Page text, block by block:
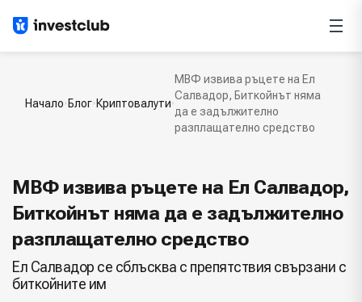
Начало Блог Криптовалути
МВФ извива ръцете на Ел
Салвадор, Биткойнът няма
да е задължително
разплащателно средство
МВФ извива ръцете на Ел Салвадор,
Биткойнът няма да е задължително
разплащателно средство
Ел Салвадор се сблъсква с препятствия свързани с
биткойните им